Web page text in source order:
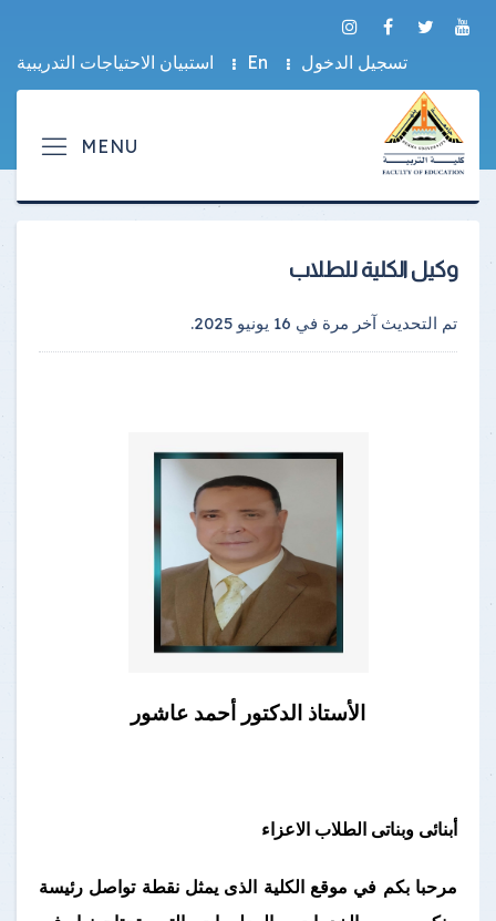
تسجيل الدخول En استبيان الاحتياجات التدريبية
وكيل الكلية للطلاب
تم التحديث آخر مرة في 16 يونيو 2025 .
الأستاذ الدكتور أحمد عاشور
أبنائى وبناتى الطلاب الاعزاء
مرحبا بكم في موقع الكلية الذى يمثل نقطة تواصل رئيسة